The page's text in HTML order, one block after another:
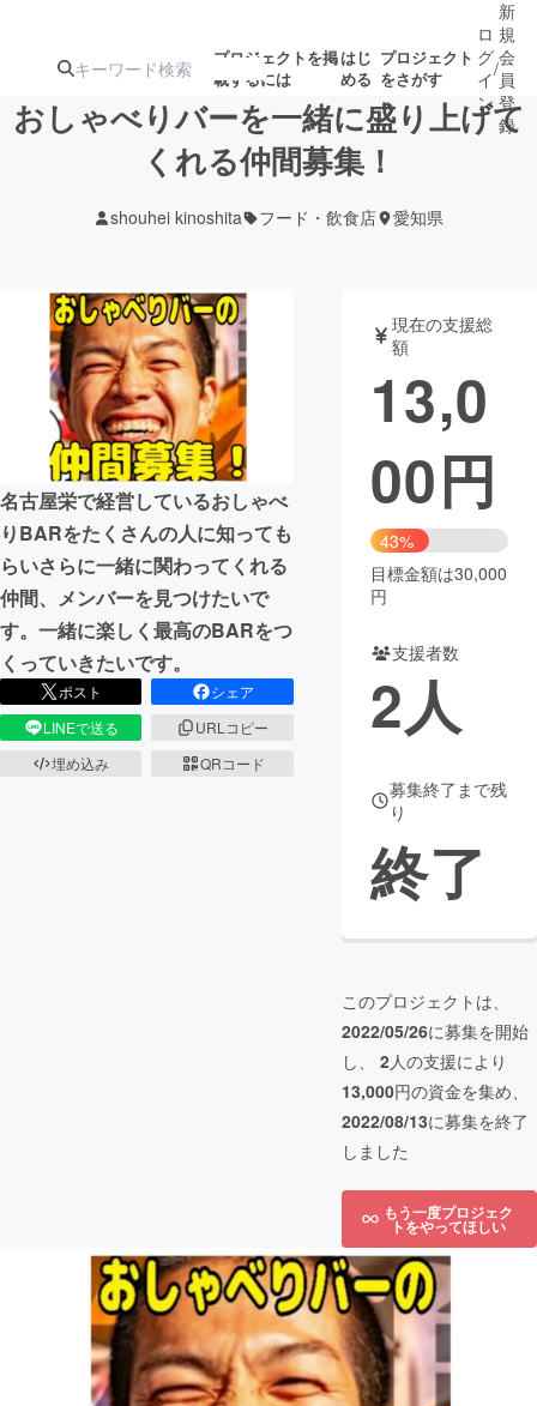
プロジェクトを掲
載するには
はじ
める
プロジェクト
をさがす
ターン
ジェクト
募集終了が近いプ
ロジェクト
されます
アート・写真 音楽
テクノロジー・ガジェット ゲーム・
映像・映画 書籍・雑誌
ビジネス・起業 チャレンジ
まちづくり・地域活性化
CAMPFIRE for Social Good
CAMPFIRE Creation
CAMPFIREふるさと納税
コミュニティ
ロ
グ
イ
ン
/
新
規
会
員
登
録
おしゃべりバーを一緒に盛り上げて
くれる仲間募集！
shouhei kinoshita フード・飲食店 愛知県
名古屋栄で経営しているおしゃべ
りBARをたくさんの人に知っても
らいさらに一緒に関わってくれる
仲間、メンバーを見つけたいで
す。一緒に楽しく最高のBARをつ
くっていきたいです。
ポスト
シェア
LINEで送る
URLコピー
埋め込み
QRコード
現在の支援総
額
13,0
00円
43%
目標金額は30,000
円
支援者数
2人
募集終了まで残
り
終了
このプロジェクトは、
2022/05/26に募集を開始
し、 2人の支援により
13,000円の資金を集め、
2022/08/13に募集を終了
しました
もう一度プロジェク
トをやってほしい